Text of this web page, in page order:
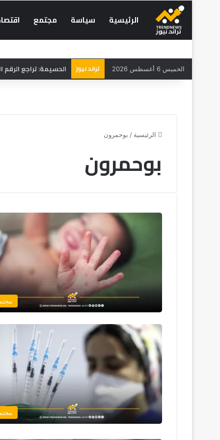
الرئيسية سياسة مجتمع
الخميس 6 أغسطس 2026 تراند نيوز الحسيمة: تراجع الرقم
الرئيسية / بوحمرون
بوحمرون